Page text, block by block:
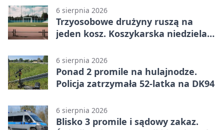
6 sierpnia 2026
Trzyosobowe drużyny ruszą na
jeden kosz. Koszykarska niedziela
6 sierpnia 2026
Ponad 2 promile na hulajnodze.
Policja zatrzymała 52-latka na DK94
6 sierpnia 2026
Blisko 3 promile i sądowy zakaz.